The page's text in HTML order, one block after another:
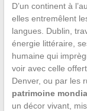
D’un continent à
elles entremêlent
langues. Dublin,
énergie littéraire,
humaine qui
voir avec celle
Denver, ou par les
patrimoine
un décor vivant,